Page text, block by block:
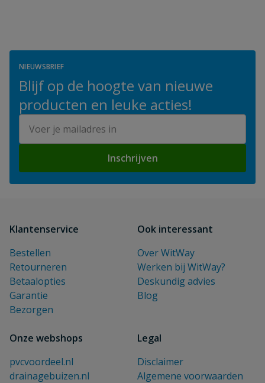
NIEUWSBRIEF
Blijf op de hoogte van nieuwe
producten en leuke acties!
Inschrijven
Klantenservice
Bestellen
Retourneren
Betaalopties
Garantie
Bezorgen
Ook interessant
Over WitWay
Werken bij WitWay?
Deskundig advies
Blog
Onze webshops
pvcvoordeel.nl
drainagebuizen.nl
Legal
Disclaimer
Algemene voorwaarden